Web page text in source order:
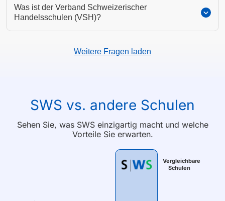
Was ist der Verband Schweizerischer
Handelsschulen (VSH)?
Weitere Fragen laden
SWS vs. andere Schulen
Sehen Sie, was SWS einzigartig macht und welche
Vorteile Sie erwarten.
Vergleichbare
Schulen